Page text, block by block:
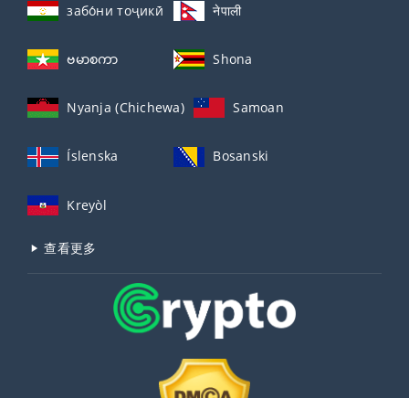
забо́ни тоҷикӣ́ नेपाली
ဗမာစကာ Shona
Nyanja (Chichewa) Samoan
Íslenska Bosanski
Kreyòl
查看更多